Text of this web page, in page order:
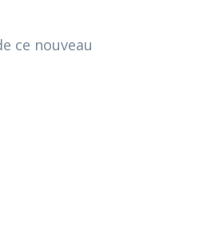
ce nouveau